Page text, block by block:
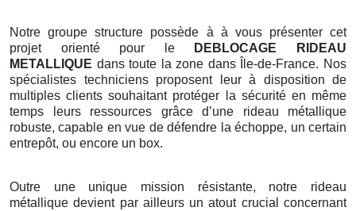
Notre groupe structure possède à à vous présenter cet
projet orienté pour le
DEBLOCAGE RIDEAU
METALLIQUE dans toute la zone dans Île-de-France. Nos
spécialistes techniciens proposent leur à disposition de
multiples clients souhaitant protéger la sécurité en même
temps leurs ressources grâce d’une rideau métallique
robuste, capable en vue de défendre la échoppe, un certain
entrepôt, ou encore un box.
Outre une unique mission résistante, notre rideau
métallique devient par ailleurs un atout crucial concernant